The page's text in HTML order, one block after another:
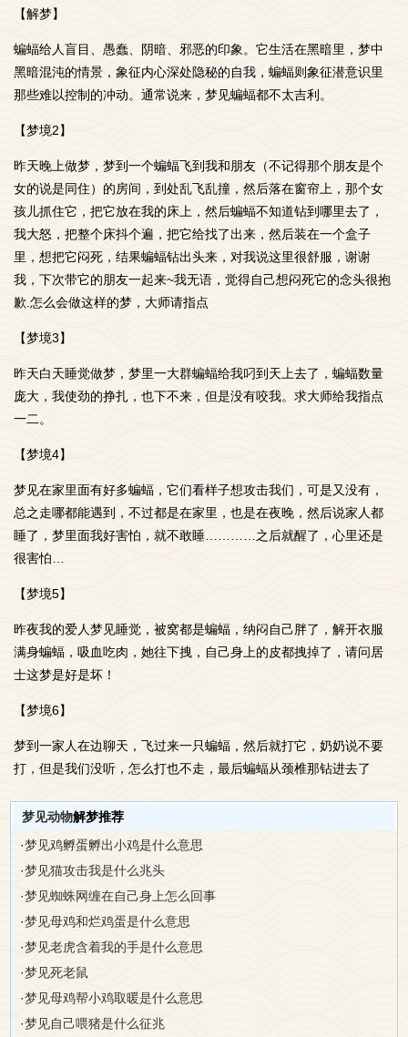
【解梦】
蝙蝠给人盲目、愚蠢、阴暗、邪恶的印象。它生活在黑暗里，梦中
黑暗混沌的情景，象征内心深处隐秘的自我，蝙蝠则象征潜意识里
那些难以控制的冲动。通常说来，梦见蝙蝠都不太吉利。
【梦境2】
昨天晚上做梦，梦到一个蝙蝠飞到我和朋友（不记得那个朋友是个
女的说是同住）的房间，到处乱飞乱撞，然后落在窗帘上，那个女
孩儿抓住它，把它放在我的床上，然后蝙蝠不知道钻到哪里去了，
我大怒，把整个床抖个遍，把它给找了出来，然后装在一个盒子
里，想把它闷死，结果蝙蝠钻出头来，对我说这里很舒服，谢谢
我，下次带它的朋友一起来~我无语，觉得自己想闷死它的念头很抱
歉.怎么会做这样的梦，大师请指点
【梦境3】
昨天白天睡觉做梦，梦里一大群蝙蝠给我叼到天上去了，蝙蝠数量
庞大，我使劲的挣扎，也下不来，但是没有咬我。求大师给我指点
一二。
【梦境4】
梦见在家里面有好多蝙蝠，它们看样子想攻击我们，可是又没有，
总之走哪都能遇到，不过都是在家里，也是在夜晚，然后说家人都
睡了，梦里面我好害怕，就不敢睡…………之后就醒了，心里还是
很害怕…
【梦境5】
昨夜我的爱人梦见睡觉，被窝都是蝙蝠，纳闷自己胖了，解开衣服
满身蝙蝠，吸血吃肉，她往下拽，自己身上的皮都拽掉了，请问居
士这梦是好是坏！
【梦境6】
梦到一家人在边聊天，飞过来一只蝙蝠，然后就打它，奶奶说不要
打，但是我们没听，怎么打也不走，最后蝙蝠从颈椎那钻进去了
梦见动物解梦推荐
·梦见鸡孵蛋孵出小鸡是什么意思
·梦见猫攻击我是什么兆头
·梦见蜘蛛网缠在自己身上怎么回事
·梦见母鸡和烂鸡蛋是什么意思
·梦见老虎含着我的手是什么意思
·梦见死老鼠
·梦见母鸡帮小鸡取暖是什么意思
·梦见自己喂猪是什么征兆